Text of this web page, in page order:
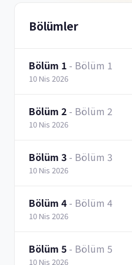
Bölümler
Bölüm 1 - Bölüm 1
10 Nis 2026
Bölüm 2 - Bölüm 2
10 Nis 2026
Bölüm 3 - Bölüm 3
10 Nis 2026
Bölüm 4 - Bölüm 4
10 Nis 2026
Bölüm 5 - Bölüm 5
10 Nis 2026